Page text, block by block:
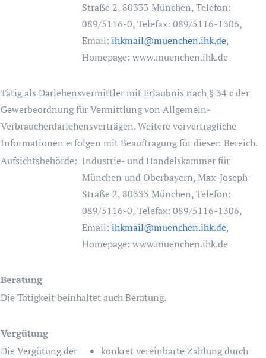
Straße 2, 80333 München, Telefon:
089/5116-0, Telefax: 089/5116-1306,
Email: ihkmail@muenchen.ihk.de,
Homepage: www.muenchen.ihk.de
Tätig als Darlehensvermittler mit Erlaubnis nach § 34 c der
Gewerbeordnung für Vermittlung von Allgemein-
Verbraucherdarlehensverträgen. Weitere vorvertragliche
Informationen erfolgen mit Beauftragung für diesen Bereich.
Aufsichtsbehörde: Industrie- und Handelskammer für
München und Oberbayern, Max-Joseph-
Straße 2, 80333 München, Telefon:
089/5116-0, Telefax: 089/5116-1306,
Email: ihkmail@muenchen.ihk.de,
Homepage: www.muenchen.ihk.de
Beratung
Die Tätigkeit beinhaltet auch Beratung.
Vergütung
Die Vergütung der
konkret vereinbarte Zahlung durch